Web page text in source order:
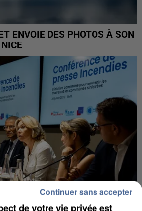
ENVOIE DES PHOTOS À SON
de votre vie privée est
Continuer sans accepter